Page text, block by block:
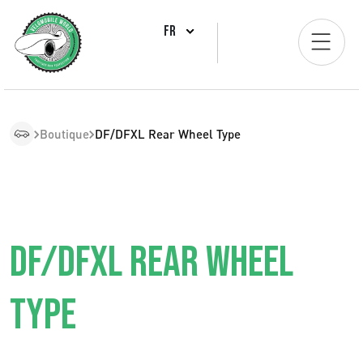
FR
Boutique DF/DFXL Rear Wheel Type
DF/DFXL REAR WHEEL
TYPE